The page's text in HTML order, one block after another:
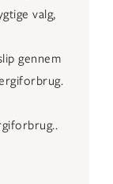
valg,
gennem